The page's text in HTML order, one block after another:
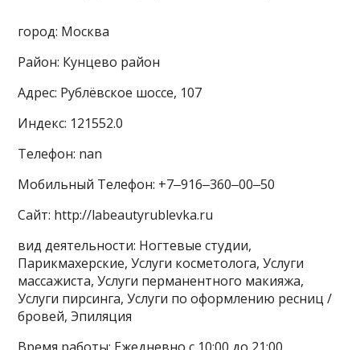
город: Москва
Район: Кунцево район
Адрес: Рублёвское шоссе, 107
Индекс: 121552.0
Телефон: nan
Мобильный Телефон: +7‒916‒360‒00‒50
Сайт: http://labeautyrublevka.ru
вид деятельности: Ногтевые студии,
Парикмахерские, Услуги косметолога, Услуги
массажиста, Услуги перманентного макияжа,
Услуги пирсинга, Услуги по оформлению ресниц /
бровей, Эпиляция